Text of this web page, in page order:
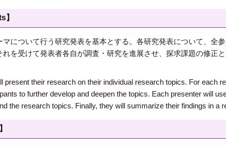
】
について行う研究発表を基本とする。各研究発表について、全
を受けて発表者各自が調査・研究を進展させ、探求課題の修正
present their research on their individual research topics. For each
to further develop and deepen the topics. Each presenter will
the research topics. Finally, they will summarize their findings in a